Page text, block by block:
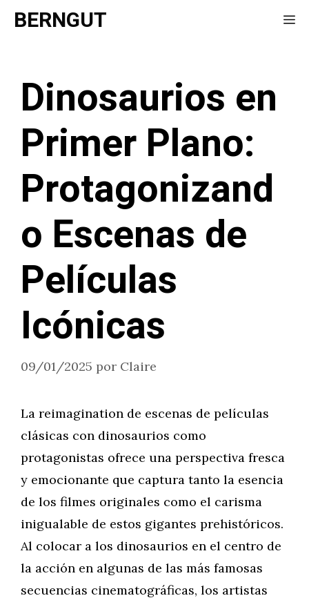
Saltar
BERNGUT
Dinosaurios en
Primer Plano:
Protagonizand
o Escenas de
Películas
Icónicas
09/01/2025 por Claire
La reimagination de escenas de películas
clásicas con dinosaurios como
protagonistas ofrece una perspectiva fresca
y emocionante que captura tanto la esencia
de los filmes originales como el carisma
inigualable de estos gigantes prehistóricos.
Al colocar a los dinosaurios en el centro de
la acción en algunas de las más famosas
secuencias cinematográficas, los artistas